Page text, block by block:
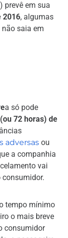
prevê em sua
2016, algumas
saia em
a só pode
72 horas) de
adversas ou
a companhia
vai
consumidor.
tempo mínimo
o mais breve
consumidor